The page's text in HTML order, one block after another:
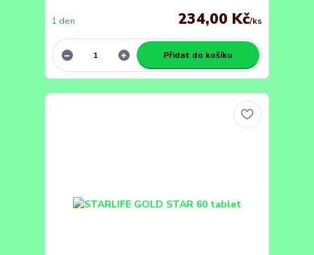
234,00 Kč/ks
1 den
Přidat do košíku